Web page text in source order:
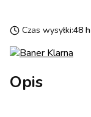
Czas wysyłki:48 h
Opis